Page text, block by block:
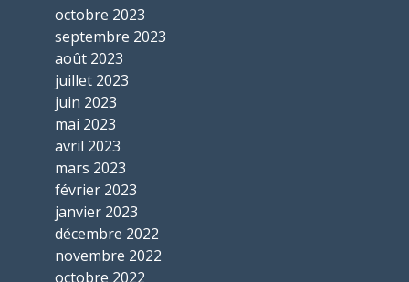
octobre 2023
septembre 2023
août 2023
juillet 2023
juin 2023
mai 2023
avril 2023
mars 2023
février 2023
janvier 2023
décembre 2022
novembre 2022
octobre 2022